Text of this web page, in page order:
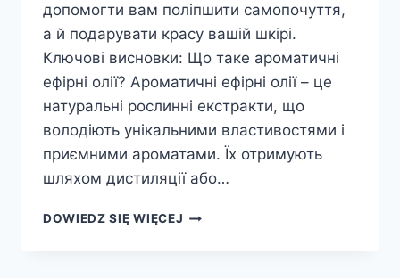
допомогти вам поліпшити самопочуття,
а й подарувати красу вашій шкірі.
Ключові висновки: Що таке ароматичні
ефірні олії? Ароматичні ефірні олії – це
натуральні рослинні екстракти, що
володіють унікальними властивостями і
приємними ароматами. Їх отримують
шляхом дистиляції або…
DOWIEDZ SIĘ WIĘCEJ АРОМАТИЧНІ